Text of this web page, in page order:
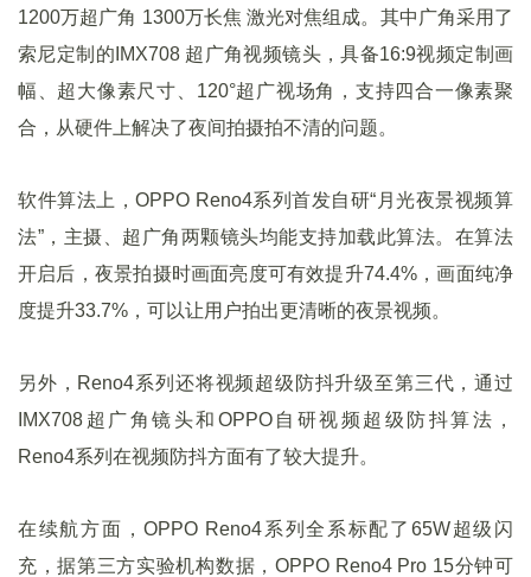
1200万超广角 1300万长焦 激光对焦组成。其中广角采用了
索尼定制的IMX708 超广角视频镜头，具备16:9视频定制画
幅、超大像素尺寸、120°超广视场角，支持四合一像素聚
合，从硬件上解决了夜间拍摄拍不清的问题。
软件算法上，OPPO Reno4系列首发自研“月光夜景视频算
法”，主摄、超广角两颗镜头均能支持加载此算法。在算法
开启后，夜景拍摄时画面亮度可有效提升74.4%，画面纯净
度提升33.7%，可以让用户拍出更清晰的夜景视频。
另外，Reno4系列还将视频超级防抖升级至第三代，通过
IMX708超广角镜头和OPPO自研视频超级防抖算法，
Reno4系列在视频防抖方面有了较大提升。
在续航方面，OPPO Reno4系列全系标配了65W超级闪
充，据第三方实验机构数据，OPPO Reno4 Pro 15分钟可